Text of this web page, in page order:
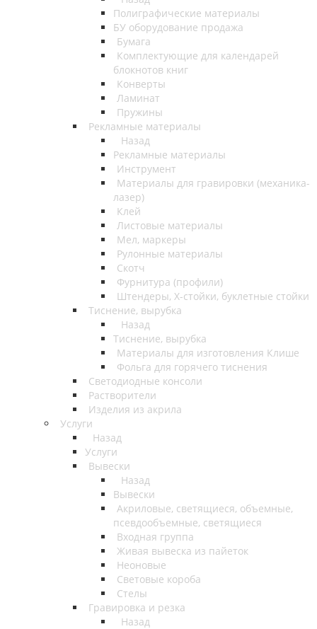
Полиграфические материалы
БУ оборудование продажа
Бумага
Комплектующие для календарей
блокнотов книг
Конверты
Ламинат
Пружины
Рекламные материалы
Назад
Рекламные материалы
Инструмент
Материалы для гравировки (механика-
лазер)
Клей
Листовые материалы
Мел, маркеры
Рулонные материалы
Скотч
Фурнитура (профили)
Штендеры, Х-стойки, буклетные стойки
Тиснение, вырубка
Назад
Тиснение, вырубка
Материалы для изготовления Клише
Фольга для горячего тиснения
Светодиодные консоли
Растворители
Изделия из акрила
Услуги
Назад
Услуги
Вывески
Назад
Вывески
Акриловые, светящиеся, объемные,
псевдообъемные, светящиеся
Входная группа
Живая вывеска из пайеток
Неоновые
Световые короба
Стелы
Гравировка и резка
Назад